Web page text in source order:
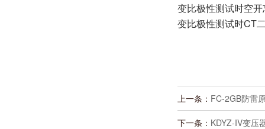
变比极性测试时空
变比极性测试时CT
上一条： FC-2GB防雷
下一条： KDYZ-IV变压